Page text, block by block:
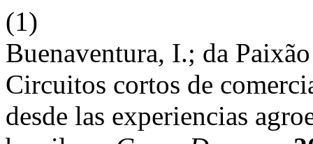
(1)
Buenaventura, I.; da
Circuitos cortos de
desde las experiencias